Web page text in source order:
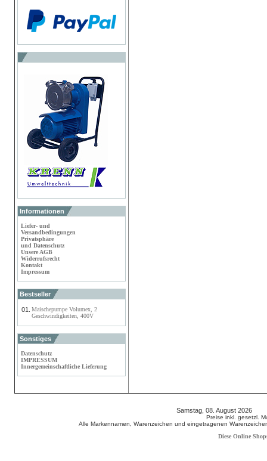
Informationen
Liefer- und
Versandbedingungen
Privatsphäre
und Datenschutz
Unsere AGB
Widerrufsrecht
Kontakt
Impressum
Bestseller
01.
Maischepumpe Volumex, 2
Geschwindigkeiten, 400V
Sonstiges
Datenschutz
IMPRESSUM
Innergemeinschaftliche Lieferung
Samstag, 08. August 2026
Preise inkl. gesetzl.
Alle Markennamen, Warenzeichen und eingetragenen
Diese Online